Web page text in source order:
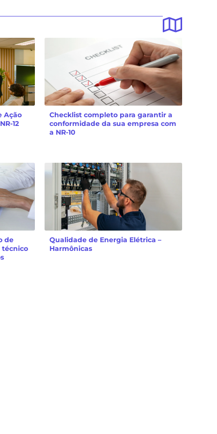
Ação
12
Checklist completo para garantir a
conformidade da sua empresa com
a NR-10
de
técnico
Qualidade de Energia Elétrica –
Harmônicas